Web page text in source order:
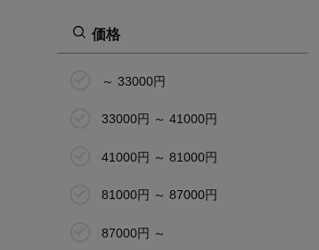
価格
～ 33000円
33000円 ～ 41000円
41000円 ～ 81000円
81000円 ～ 87000円
87000円 ～